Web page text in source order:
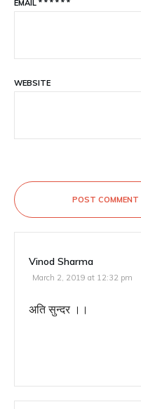
EMAIL * * * * * *
WEBSITE
POST COMMENT
Vinod Sharma
March 2, 2019 at 12:32 pm
अति सुन्दर ।।